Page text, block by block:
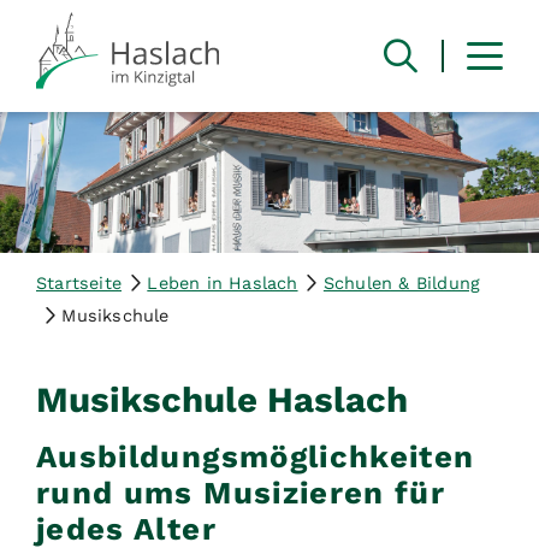
Startseite Leben in Haslach
Schulen & Bildung
Musikschule
Musikschule Haslach
Ausbildungsmöglichkeiten
rund ums Musizieren für
jedes Alter